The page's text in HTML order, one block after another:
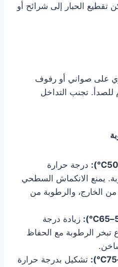
تقطيع الحبار إلى شرائح أو
على صواني أو رفوف
للصدأ. تجنب التداخل
درجة حرارة
يمنع الانكماش السطحي
الخارج، والرطوبة من
زيادة درجة
تبخر الرطوبة مع الحفاظ
تشكيل بدرجة حرارة